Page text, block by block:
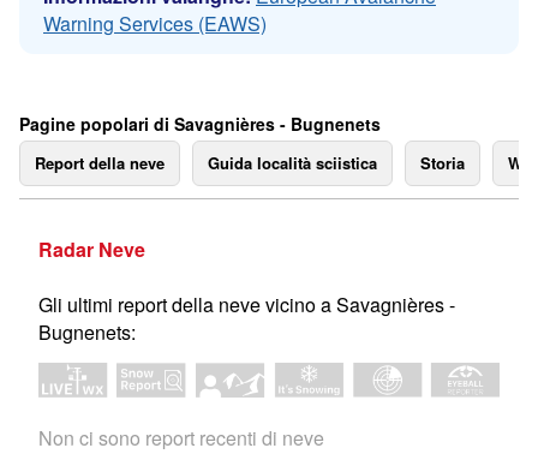
Warning Services (EAWS)
Pagine popolari di Savagnières - Bugnenets
Report della neve Guida località sciistica Storia
Radar Neve
Gli ultimi report della neve vicino a Savagnières -
Bugnenets:
Non ci sono report recenti di neve